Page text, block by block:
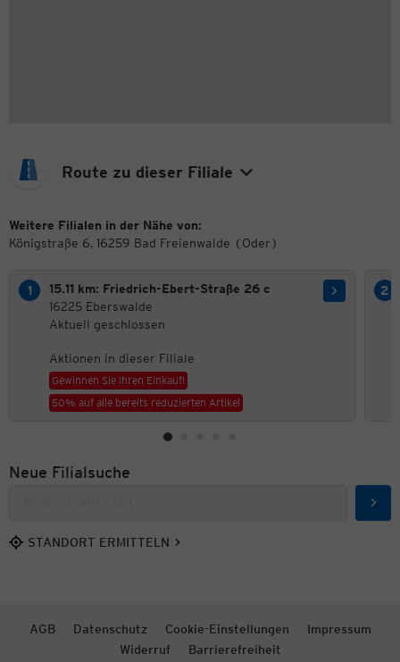
Route zu dieser Filiale
Weitere Filialen in der Nähe von:
Königstraße 6, 16259 Bad Freienwalde (Oder)
15.11 km: Friedrich-Ebert-Straße 26 c
16225 Eberswalde
Aktuell geschlossen
Aktionen in dieser Filiale
Gewinnen Sie Ihren Einkauf!
50% auf alle bereits reduzierten Artikel
Neue Filialsuche
STANDORT ERMITTELN
AGB Datenschutz Cookie-Einstellungen
Impressum
Widerruf
Barrierefreiheit